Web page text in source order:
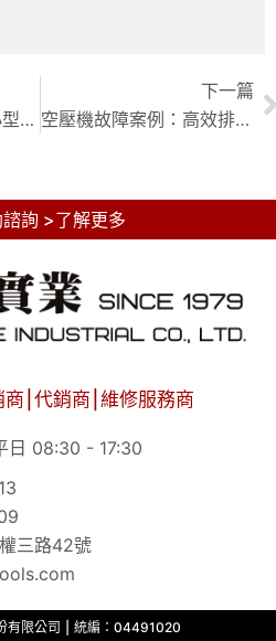
空壓機選型案例：中小型企業高效節能的選型攻略
下一篇
空壓機故障案例：高效排除秘訣與完整教學
詢 >了解更多
⎮代銷商⎮維修服務商
日 08:30 - 17:30
三路42號
有限公司 ⎮ 統編：04491020